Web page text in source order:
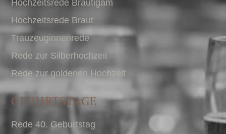
Hochzeitsrede Bräutigam
Hochzeitsrede Braut
Trauzeuginnenrede
Rede zur Silberhochzeit
Rede zur goldenen Hochzeit
GEBURTSTAGE
Rede 40. Geburtstag